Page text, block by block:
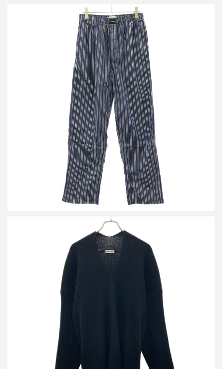
バレンシアガ ストライプパジャマパンツ 595222 TJM23
買取金額7,000円
詳しく見る
バレンシアガ スリットリブニットセーター 599834 T1562